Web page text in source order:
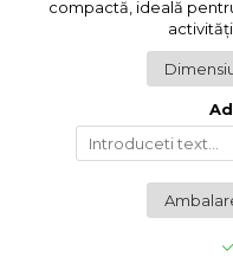
compactă, ideală